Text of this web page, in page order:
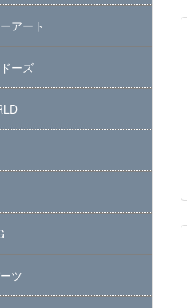
アート
ーズ
ツ